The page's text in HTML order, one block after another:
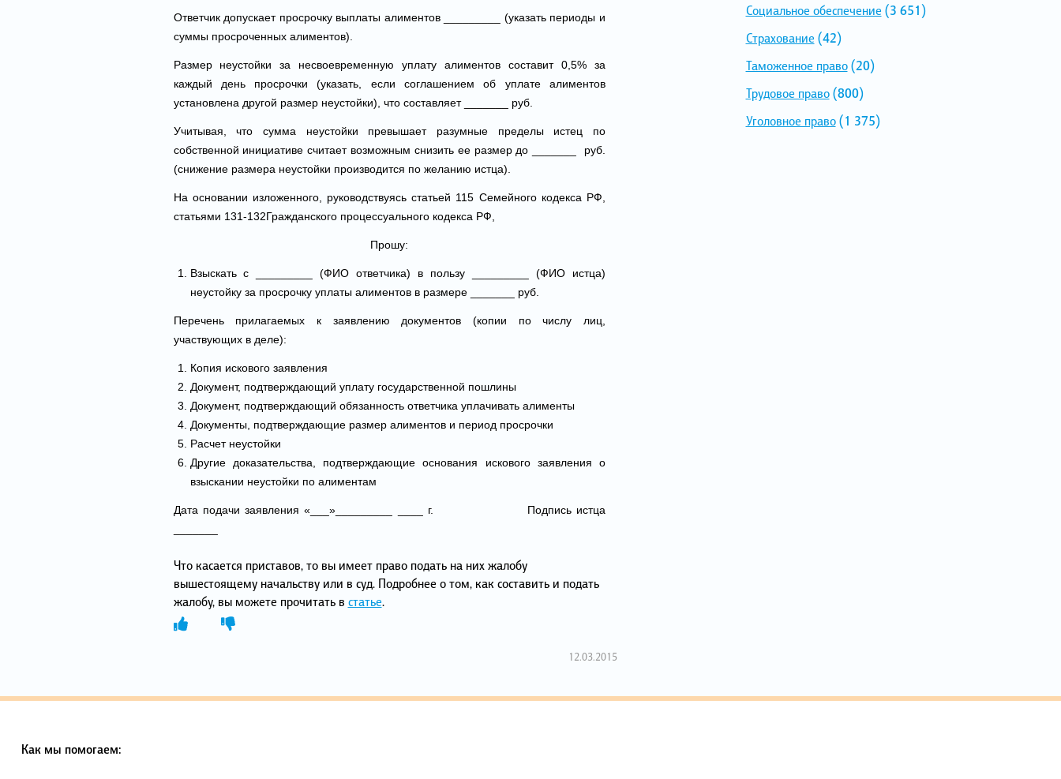
Ответчик допускает просрочку выплаты алиментов _________ (указать периоды и
суммы просроченных алиментов).
Размер неустойки за несвоевременную уплату алиментов составит 0,5% за
каждый день просрочки (указать, если соглашением об уплате алиментов
установлена другой размер неустойки), что составляет _______ руб.
Учитывая, что сумма неустойки превышает разумные пределы истец по
собственной инициативе считает возможным снизить ее размер до _______ руб.
(снижение размера неустойки производится по желанию истца).
На основании изложенного, руководствуясь статьей 115 Семейного кодекса РФ,
статьями 131-132Гражданского процессуального кодекса РФ,
Прошу:
Взыскать с _________ (ФИО ответчика) в пользу _________ (ФИО истца)
неустойку за просрочку уплаты алиментов в размере _______ руб.
Перечень прилагаемых к заявлению документов (копии по числу лиц,
участвующих в деле):
Копия искового заявления
Документ, подтверждающий уплату государственной пошлины
Документ, подтверждающий обязанность ответчика уплачивать алименты
Документы, подтверждающие размер алиментов и период просрочки
Расчет неустойки
Другие доказательства, подтверждающие основания искового заявления о
взыскании неустойки по алиментам
Дата подачи заявления «___»_________ ____ г. Подпись истца
Что касается приставов, то вы имеет право подать на них жалобу
вышестоящему начальству или в суд. Подробнее о том, как составить и подать
жалобу, вы можете прочитать в статье.
12.03.2015
Социальное обеспечение (3 651)
Страхование (42)
Таможенное право(20)
Трудовое право(800)
Уголовное право(1 375)
Как мы помогаем: